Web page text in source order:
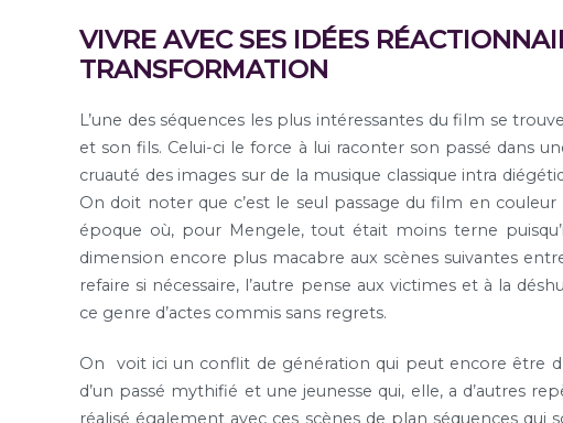
VIVRE AVEC SES IDÉES
TRANSFORMATION
L’une des séquences les plus intéressantes du film se
et son fils. Celui-ci le force à lui raconter son passé dans
cruauté des images sur de la musique classique intra
On doit noter que c’est le seul passage du film en
époque où, pour Mengele, tout était moins terne
dimension encore plus macabre aux scènes suivantes
refaire si nécessaire, l’autre pense aux victimes et à la
ce genre d’actes commis sans regrets.
On voit ici un conflit de génération qui peut encore être
d’un passé mythifié et une jeunesse qui, elle, a d’autres
réalisé également avec ces scènes de plan séquences